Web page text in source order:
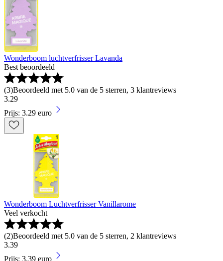
Wonderboom luchtverfrisser Lavanda
Best beoordeeld
(3)Beoordeeld met 5.0 van de 5 sterren, 3 klantreviews
3.29
Prijs: 3.29 euro
Wonderboom Luchtverfrisser Vanillarome
Veel verkocht
(2)Beoordeeld met 5.0 van de 5 sterren, 2 klantreviews
3.39
Prijs: 3.39 euro